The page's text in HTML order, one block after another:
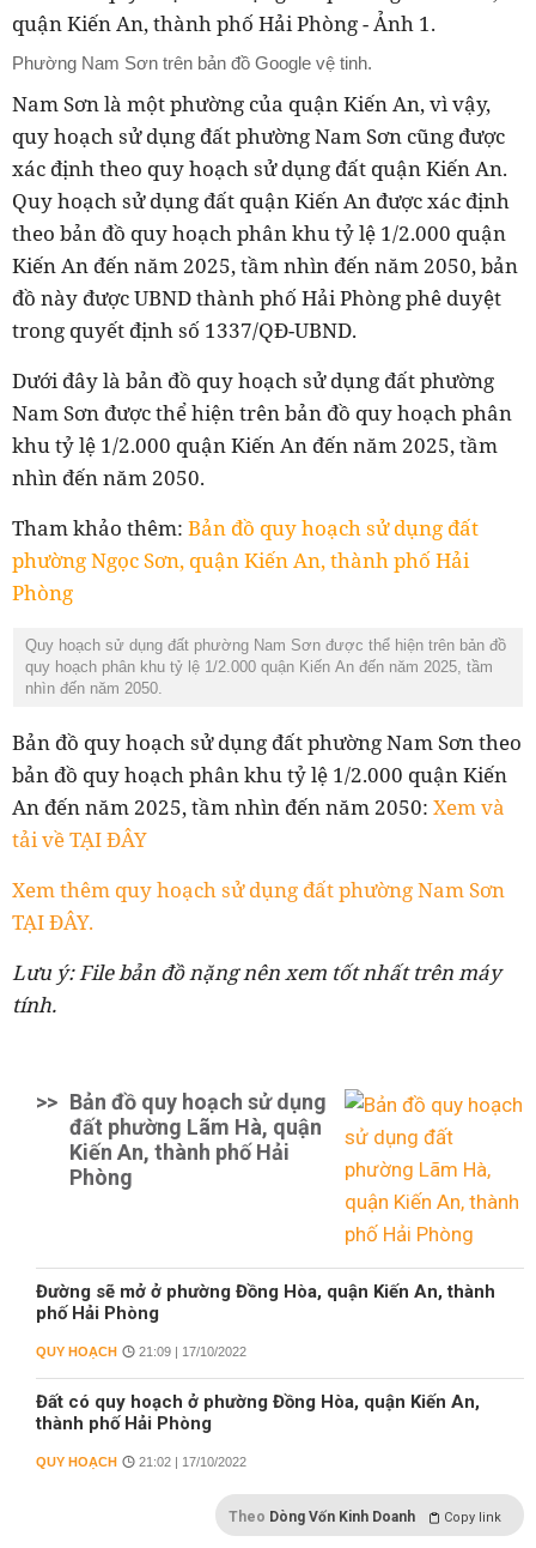
Phường Nam Sơn trên bản đồ Google vệ tinh.
Nam Sơn là một phường của quận Kiến An, vì vậy,
quy hoạch sử dụng đất phường Nam Sơn cũng được
xác định theo quy hoạch sử dụng đất quận Kiến An.
Quy hoạch sử dụng đất quận Kiến An được xác định
theo bản đồ quy hoạchphân khu tỷ lệ 1/2.000 quận
Kiến An đến năm 2025, tầm nhìn đến năm 2050, bản
đồ này được UBND thành phố Hải Phòng phê duyệt
trong quyết định số 1337/QĐ-UBND.
Dưới đây là bản đồ quy hoạchsử dụng đất phường
Nam Sơn được thể hiện trên bản đồ quy hoạchphân
khu tỷ lệ 1/2.000 quận Kiến An đến năm 2025, tầm
nhìn đến năm 2050.
Tham khảo thêm: Bản đồ quy hoạch sử dụng đất
phường Ngọc Sơn, quận Kiến An, thành phố Hải
Phòng
Quy hoạch sử dụng đất phường Nam Sơn được thể hiện trên bản đồ
quy hoạch phân khu tỷ lệ 1/2.000 quận Kiến An đến năm 2025, tầm
nhìn đến năm 2050.
Bản đồ quy hoạchsử dụng đất phường Nam Sơn theo
bản đồ quy hoạchphân khu tỷ lệ 1/2.000 quận Kiến
An đến năm 2025, tầm nhìn đến năm 2050: Xem và
tải về TẠI ĐÂY
Xem thêm quy hoạch sử dụng đất phường Nam Sơn
TẠI ĐÂY.
Lưu ý: File bản đồ nặng nên xem tốt nhất trên máy
tính.
>> Bản đồ quy hoạch sử dụng
đất phường Lãm Hà, quận
Kiến An, thành phố Hải
Phòng
Đường sẽ mở ở phường Đồng Hòa, quận Kiến An, thành
phố Hải Phòng
QUY HOẠCH 21:09 | 17/10/2022
Đất có quy hoạch ở phường Đồng Hòa, quận Kiến An,
thành phố Hải Phòng
QUY HOẠCH 21:02 | 17/10/2022
Theo Dòng Vốn Kinh Doanh Copy link